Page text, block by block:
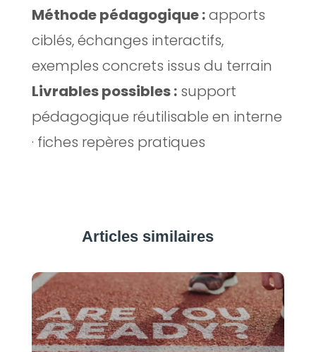
Méthode pédagogique :apports
ciblés, échanges interactifs,
exemples concrets issus du terrain
Livrables possibles :support
pédagogique réutilisable en interne
· fiches repères pratiques
Articles similaires